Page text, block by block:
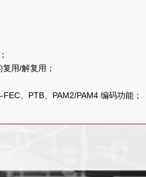
用/解复用；
、PTB、PAM2/PAM4 编码功能；